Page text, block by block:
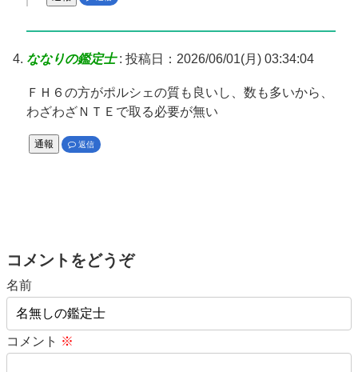
ななりの鑑定士: 投稿日：2026/06/01(月) 03:34:04
ＦＨ６の方がポルシェの質も良いし、数も多いから、
わざわざＮＴＥで取る必要が無い
通報 返信
コメントをどうぞ
名前
コメント ※